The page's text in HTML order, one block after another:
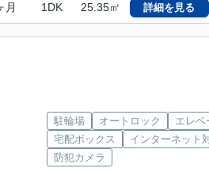
月 1DK 25.35㎡ 詳細を見る
駐輪場 オートロック
エレベ
宅配ボックス
インターネット
防犯カメラ